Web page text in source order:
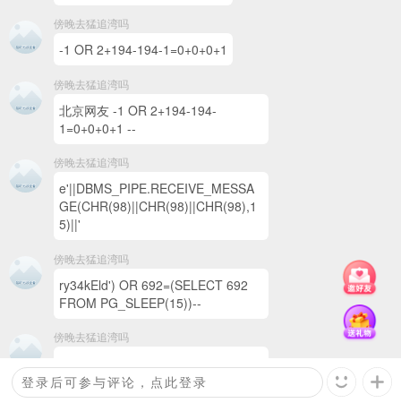
傍晚去猛追湾吗
-1 OR 2+194-194-1=0+0+0+1
傍晚去猛追湾吗
北京网友 -1 OR 2+194-194-
1=0+0+0+1 --
傍晚去猛追湾吗
e'||DBMS_PIPE.RECEIVE_MESSA
GE(CHR(98)||CHR(98)||CHR(98),1
5)||'
傍晚去猛追湾吗
ry34kEld') OR 692=(SELECT 692
FROM PG_SLEEP(15))--
傍晚去猛追湾吗
ry34kEld') OR 692=(SELECT 692
FROM PG_SLEEP(15))--
回复